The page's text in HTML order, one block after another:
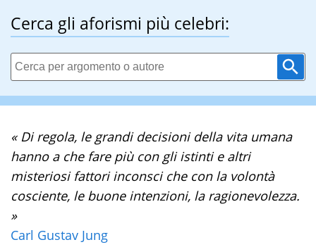
Cerca gli aforismi più celebri:
« Di regola, le grandi decisioni della vita umana
hanno a che fare più con gli istinti e altri
misteriosi fattori inconsci che con la volontà
cosciente, le buone intenzioni, la ragionevolezza.
»
Carl Gustav Jung